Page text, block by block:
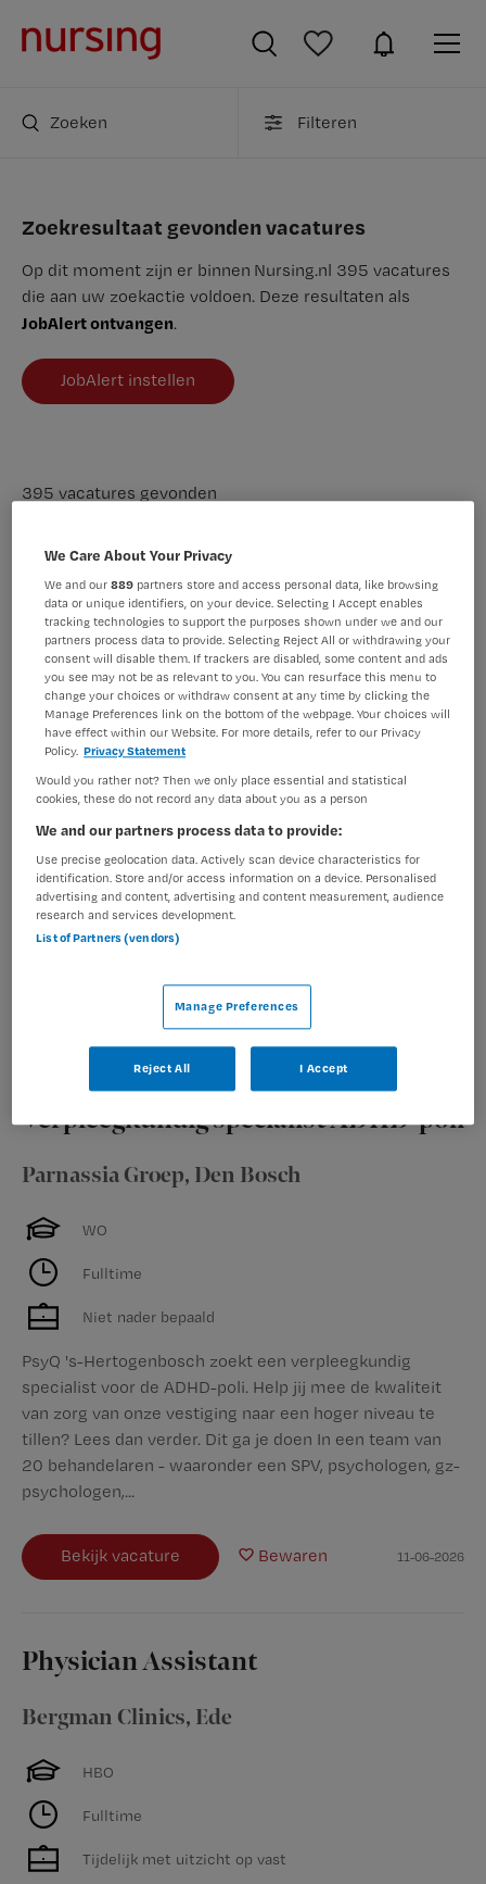
Zoeken Filteren
Zoekresultaat gevonden vacatures
Op dit moment zijn er binnen Nursing.nl 395 vacatures
die aan uw zoekactie voldoen. Deze resultaten als
JobAlert ontvangen.
JobAlert instellen
395 vacatures gevonden
Verpleegkundig specialist
Parnassia Groep,Zaandam
WO
Fulltime
Niet nader bepaald
verpleegkundig specialist. Wil jij echt werk maken van
het herstel van mensen met langdurige psychische
problemen? Vind je het leuk om zelfstandig te werken in
een jong en dynamisch team? Lees dan verder. Dit ga je
doen Je...
Bekijk vacature Bewaren
Verpleegkundig specialist ADHD-poli
Parnassia Groep, Den Bosch
WO
Fulltime
Niet nader bepaald
PsyQ 's-Hertogenbosch zoekt een verpleegkundig
specialist voor de ADHD-poli. Help jij mee de kwaliteit
van zorg van onze vestiging naar een hoger niveau te
tillen? Lees dan verder. Dit ga je doen In een team van
20 behandelaren - waaronder een SPV, psychologen, gz-
psychologen,...
Bekijk vacature Bewaren 11-06-2026
Physician Assistant
Bergman Clinics, Ede
HBO
Fulltime
Tijdelijk met uitzicht op vast
We Care About Your Privacy
We and our889 partners store and access personal data, like browsing
data or unique identifiers, on your device. Selecting I Accept enables
tracking technologies to support the purposes shown under we and our
partners process data to provide. Selecting Reject All or withdrawing your
consent will disable them. If trackers are disabled, some content and ads
you see may not be as relevant to you. You can resurface this menu to
change your choices or withdraw consent at any time by clicking the
Manage Preferences link on the bottom of the webpage. Your choices will
have effect within our Website. For more details, refer to our Privacy
Policy. Privacy Statement
Would you rather not? Then we only place essential and statistical
cookies, these do not record any data about you as a person
We and our partners process data to provide:
Use precise geolocation data. Actively scan device characteristics for
identification. Store and/or access information on a device. Personalised
advertising and content, advertising and content measurement, audience
research and services development.
List of Partners (vendors)
Manage Preferences
Reject All I Accept